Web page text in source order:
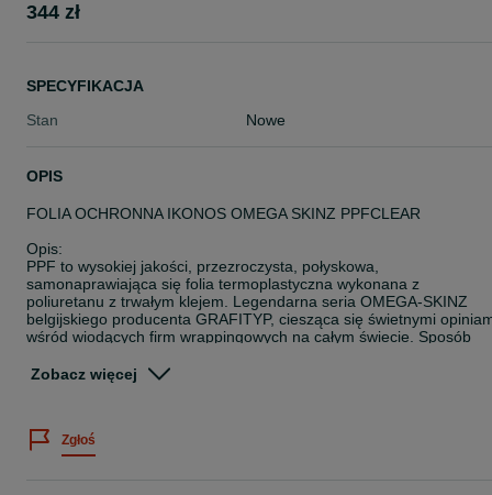
344 zł
SPECYFIKACJA
Stan
Nowe
OPIS
FOLIA OCHRONNA IKONOS OMEGA SKINZ PPFCLEAR
Opis:
PPF to wysokiej jakości, przezroczysta, połyskowa,
samonaprawiająca się folia termoplastyczna wykonana z
poliuretanu z trwałym klejem. Legendarna seria OMEGA-SKINZ
belgijskiego producenta GRAFITYP, ciesząca się świetnymi
wśród wiodących firm wrappingowych na całym świecie. Sposób
- grubość 150 mikronów
- konstrukcja kanapkowa, grubsza i trwalsza folia, która jest
Zobacz więcej
Zgłoś